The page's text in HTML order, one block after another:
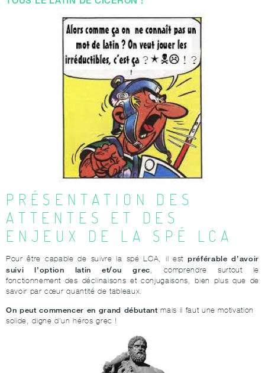
PRÉSENTATION DES
ATTENTES ET DES
ENJEUX DE LA SPÉ LCA
Pour être capable de suivre la spé LCA, il estpréférable d’avoir
suivi l’option latin et/ou grec, comprendre surtout le
fonctionnement des déclinaisons et conjugaisons, bien plus que de
savoir par cœur quantité de tableaux.
On peut commencer en grand débutant mais il faut une motivation
solide, digne d’un héros grec !